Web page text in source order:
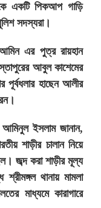
একটি পিকআপ গাড়ি
সদস্যরা।
এর পুত্র রায়হান
আবুল কাশেমের
হাছেন আলীর
আমিনুল ইসলাম জানান,
শাড়ীর চালান নিয়ে
জব্দ করা শাড়ীর মূল্য
থানায় মামলা
মাধ্যমে কারাগারে